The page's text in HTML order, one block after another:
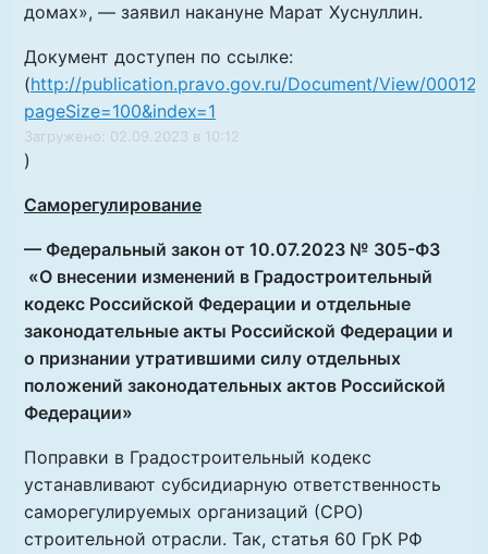
домах», — заявил накануне Марат Хуснуллин.
Документ доступен по ссылке:
(http://publication.pravo.gov.ru/Document/View/
pageSize=100&index=1
Загружено: 02.09.2023 в 10:12
)
Саморегулирование
— Федеральный закон от 10.07.2023 № 305-ФЗ
«О внесении изменений в Градостроительный
кодекс Российской Федерации и отдельные
законодательные акты Российской Федерации и
о признании утратившими силу отдельных
положений законодательных актов Российской
Федерации»
Поправки в Градостроительный кодекс
устанавливают субсидиарную ответственность
саморегулируемых организаций (СРО)
строительной отрасли. Так, статья 60 ГрК РФ